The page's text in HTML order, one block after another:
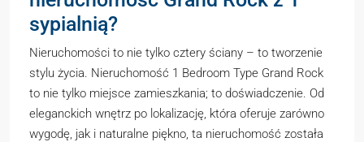
sypialnią?
Nieruchomości to nie tylko cztery ściany – to tworzenie
stylu życia. Nieruchomość 1 Bedroom Type Grand Rock
to nie tylko miejsce zamieszkania; to doświadczenie. Od
eleganckich wnętrz po lokalizację, która oferuje zarówno
wygodę, jak i naturalne piękno, ta nieruchomość została